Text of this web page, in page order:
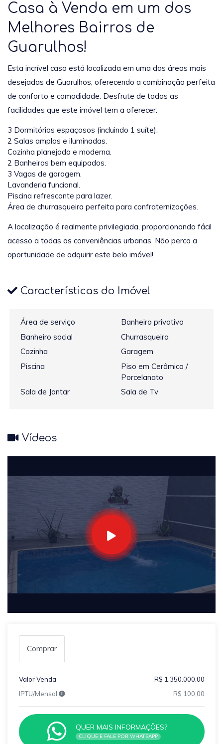
Casa à Venda em um dos
Melhores Bairros de
Guarulhos!
Esta incrível casa está localizada em uma das áreas mais
desejadas de Guarulhos, oferecendo a combinação perfeita
de conforto e comodidade. Desfrute de todas as
facilidades que este imóvel tem a oferecer:
3 Dormitórios espaçosos (incluindo 1 suíte).
2 Salas amplas e iluminadas.
Cozinha planejada e moderna.
2 Banheiros bem equipados.
3 Vagas de garagem.
Lavanderia funcional.
Piscina refrescante para lazer.
Área de churrasqueira perfeita para confraternizações.
A localização é realmente privilegiada, proporcionando fácil
acesso a todas as conveniências urbanas. Não perca a
oportunidade de adquirir este belo imóvel!
Características do Imóvel
Área de serviço
Banheiro privativo
Banheiro social
Churrasqueira
Cozinha
Garagem
Piscina
Piso em Cerâmica /
Porcelanato
Sala de Jantar
Sala de Tv
Vídeos
Comprar
Valor Venda
R$ 1.350.000,00
IPTU/Mensal
R$ 100,00
QUER MAIS INFORMAÇÕES?
CLIQUE E FALE POR WHATSAPP